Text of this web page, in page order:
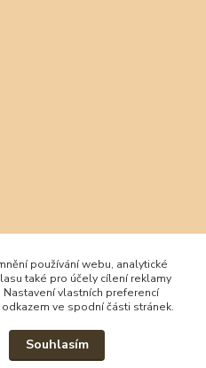
používání webu, analytické
také pro účely cílení reklamy
vlastních preferencí
ve spodní části stránek.
Souhlasím